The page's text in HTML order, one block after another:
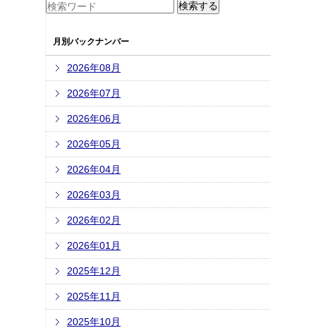
月別バックナンバー
2026年08月
2026年07月
2026年06月
2026年05月
2026年04月
2026年03月
2026年02月
2026年01月
2025年12月
2025年11月
2025年10月